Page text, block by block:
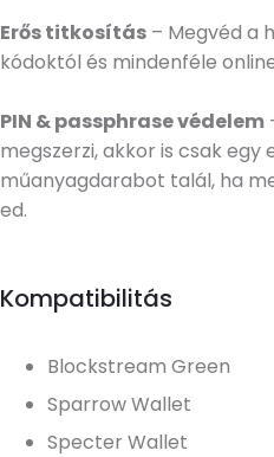
Erős titkosítás – Megvéd a
kódoktól és mindenféle
PIN & passphrase védelem
megszerzi, akkor is csak egy
műanyagdarabot talál, ha
ed.
Kompatibilitás
Blockstream Green
Sparrow Wallet
Specter Wallet